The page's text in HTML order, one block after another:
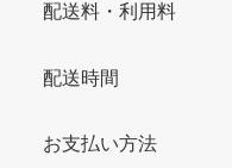
配送料・利用料
配送時間
お支払い方法